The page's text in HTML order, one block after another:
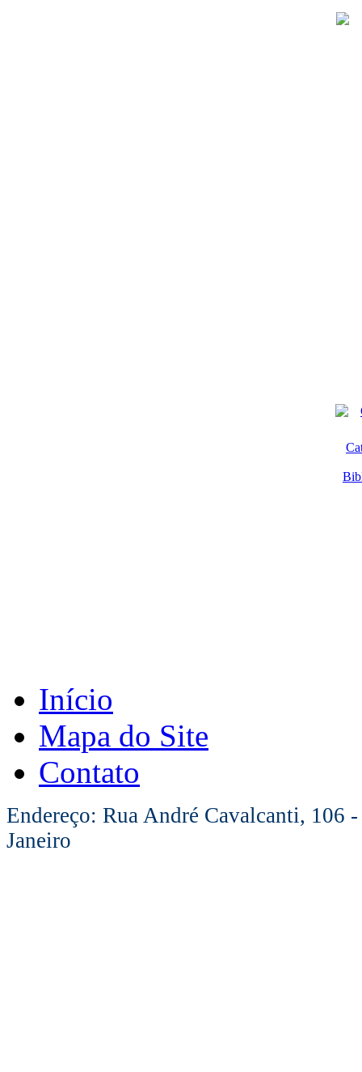
Início
Mapa do Site
Contato
Endereço: Rua André Cavalcanti, 106
Janeiro